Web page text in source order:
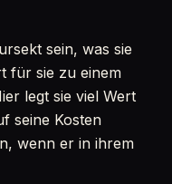
sein, was sie
für sie zu einem
legt sie viel Wert
seine Kosten
wenn er in ihrem